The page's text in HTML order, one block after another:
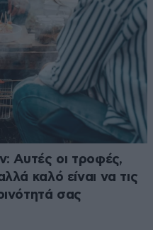
Αυτές οι τροφές,
καλό είναι να τις
σας